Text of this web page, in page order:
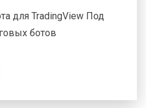
для TradingView Под
ботов